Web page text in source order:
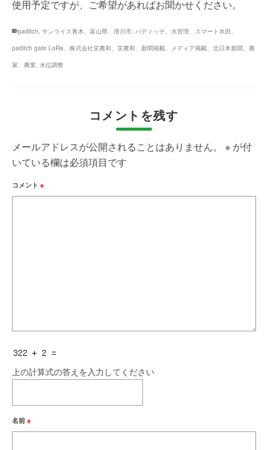
使用予定ですが、ご希望があればお聞かせください。
paditch, サンライス青木、富山県、滑川市, パディッチ、水管理、スマート水田、
paditch gate LoRa、株式会社笑農和、笑農和、新聞掲載、メディア掲載、北日本新聞、農
家、農業, 水位調整
コメントを残す
メールアドレスが公開されることはありません。 ※ が付
いている欄は必須項目です
コメント ※
上の計算式の答えを入力してください
名前 ※